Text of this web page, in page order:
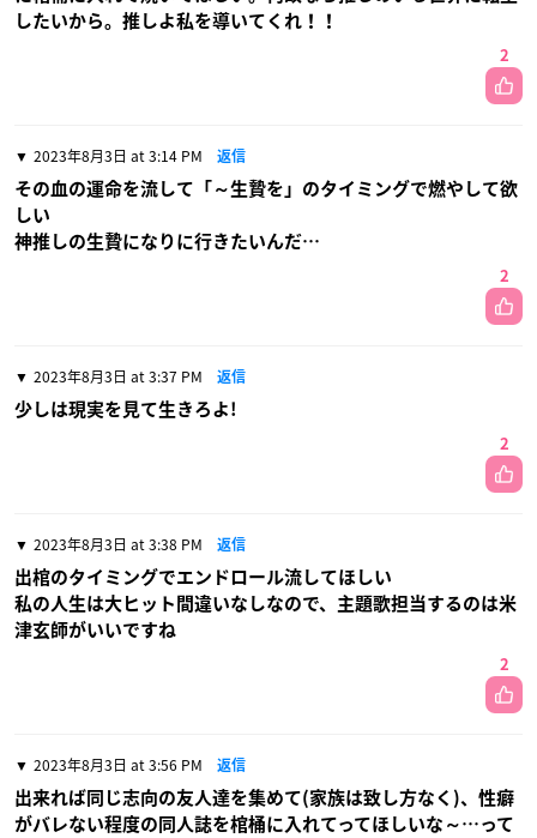
したいから。推しよ私を導いてくれ！！
2
2023年8月3日 at 3:14 PM 返信
その血の運命を流して「～生贄を」のタイミングで燃やして欲
しい
神推しの生贄になりに行きたいんだ…
2
2023年8月3日 at 3:37 PM 返信
少しは現実を見て生きろよ!
2
2023年8月3日 at 3:38 PM 返信
出棺のタイミングでエンドロール流してほしい
私の人生は大ヒット間違いなしなので、主題歌担当するのは米
津玄師がいいですね
2
2023年8月3日 at 3:56 PM 返信
出来れば同じ志向の友人達を集めて(家族は致し方なく)、性癖
がバレない程度の同人誌を棺桶に入れてってほしいな～…って